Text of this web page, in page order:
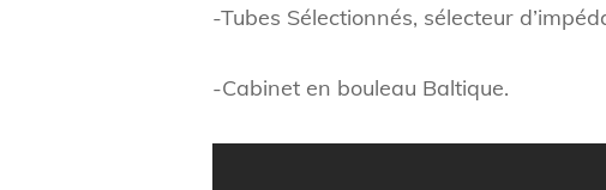
-Tubes Sélectionnés, sélecteur
-Cabinet en bouleau Baltique.